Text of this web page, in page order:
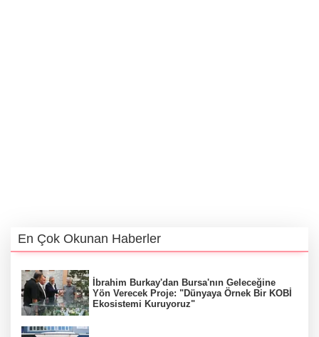
En Çok Okunan Haberler
İbrahim Burkay'dan Bursa'nın Geleceğine
Yön Verecek Proje: "Dünyaya Örnek Bir KOBİ
Ekosistemi Kuruyoruz"